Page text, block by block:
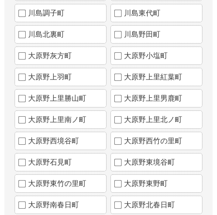
川島調子町 川島東代町
川島北裏町 川島野田町
大原野灰方町 大原野小塩町
大原野上羽町 大原野上里紅葉町
大原野上里勝山町 大原野上里男鹿町
大原野上里南ノ町 大原野上里北ノ町
大原野西境谷町 大原野西竹の里町
大原野石見町 大原野東境谷町
大原野東竹の里町 大原野東野町
大原野南春日町 大原野北春日町